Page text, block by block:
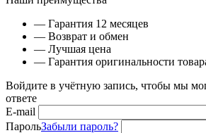
— Гарантия 12 месяцев
— Возврат и обмен
— Лучшая цена
— Гарантия оригинальности
Войдите в учётную запись, чтобы мы
ответе
E-mail
ПарольЗабыли пароль?